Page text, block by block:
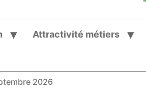
Attractivité métiers
2026